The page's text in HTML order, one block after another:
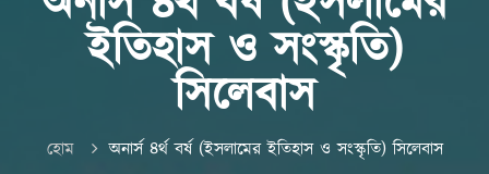
ইতিহাস ও সংস্কৃতি)
সিলেবাস
হোম অনার্স ৪র্থ বর্ষ (ইসলামের ইতিহাস ও সংস্কৃতি) সিলেবাস